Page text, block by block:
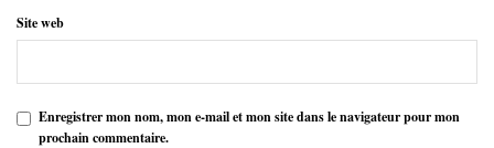
Site web
Enregistrer mon nom, mon e-mail et mon site dans le navigateur pour mon
prochain commentaire.